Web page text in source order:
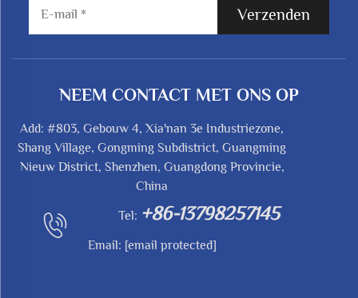
Verzenden
NEEM CONTACT MET ONS OP
Add: #803, Gebouw 4, Xia'nan 3e Industriezone,
Shang Village, Gongming Subdistrict, Guangming
Nieuw District, Shenzhen, Guangdong Provincie,
China
Tel: +86-13798257145
Email: [email protected]